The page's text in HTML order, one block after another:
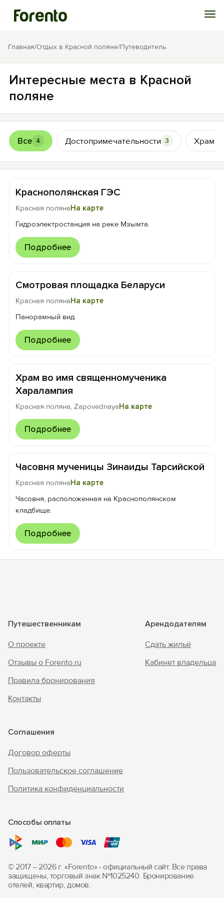
Войти
История просмотра
Добавить свой объект
Главная/Отдых в Красной поляне/Путеводитель
Интересные места в Красной
поляне
Все 4 Достопримечательности 3 Храмы
Краснополянская ГЭС
Красная полянаНа карте
Гидроэлектростанция на реке Мзымта.
Подробнее
Смотровая площадка Беларуси
Красная полянаНа карте
Панорамный вид
Подробнее
Храм во имя священномученика
Харалампия
Красная поляна, ZapovednayaНа карте
Подробнее
Часовня мученицы Зинаиды Тарсийской
Красная полянаНа карте
Часовня, расположенная на Краснополянском
кладбище.
Подробнее
Путешественникам
О проекте
Отзывы о Forento.ru
Правила бронирования
Контакты
Арендодателям
Сдать жильё
Кабинет владельца
Соглашения
Договор оферты
Пользовательское соглашение
Политика конфиденциальности
Способы оплаты
© 2017 – 2026 г. «Forento» - официальный сайт. Все права
защищены, торговый знак Nº1025240. Бронирование
отелей, квартир, домов.